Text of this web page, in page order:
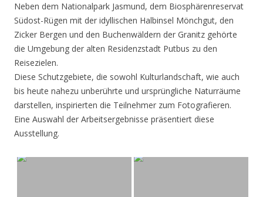
Neben dem Nationalpark Jasmund, dem Biosphärenreservat
Südost-Rügen mit der idyllischen Halbinsel Mönchgut, den
Zicker Bergen und den Buchenwäldern der Granitz gehörte
die Umgebung der alten Residenzstadt Putbus zu den
Reisezielen.
Diese Schutzgebiete, die sowohl Kulturlandschaft, wie auch
bis heute nahezu unberührte und ursprüngliche Naturräume
darstellen, inspirierten die Teilnehmer zum Fotografieren.
Eine Auswahl der Arbeitsergebnisse präsentiert diese
Ausstellung.